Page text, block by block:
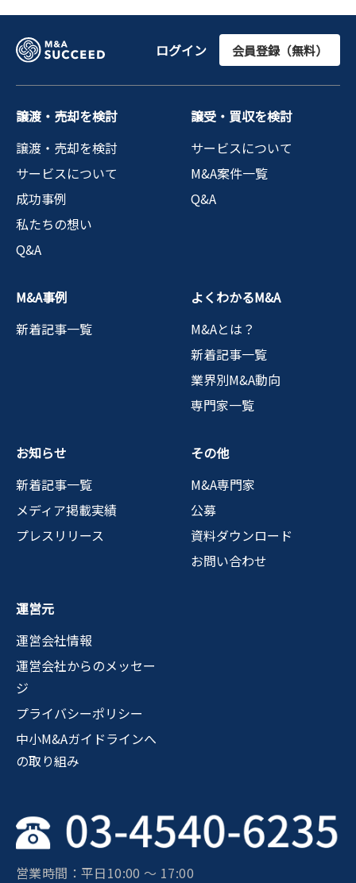
ログイン 会員登録（無料）
譲渡・売却を検討
譲渡・売却を検討
サービスについて
成功事例
私たちの想い
Q&A
譲受・買収を検討
サービスについて
M&A案件一覧
Q&A
M&A事例
新着記事一覧
よくわかるM&A
M&Aとは？
新着記事一覧
業界別M&A動向
専門家一覧
お知らせ
新着記事一覧
メディア掲載実績
プレスリリース
その他
M&A専門家
公募
資料ダウンロード
お問い合わせ
運営元
運営会社情報
運営会社からのメッセー
ジ
プライバシーポリシー
中小M&Aガイドラインへ
の取り組み
営業時間：平日10:00 〜 17:00